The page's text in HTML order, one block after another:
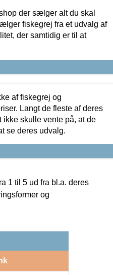
der sælger alt du skal
fiskegrej fra et udvalg af
der samtidig er til at
af fiskegrej og
Langt de fleste af deres
ikke skulle vente på, at de
se deres udvalg.
1 til 5 ud fra bl.a. deres
og